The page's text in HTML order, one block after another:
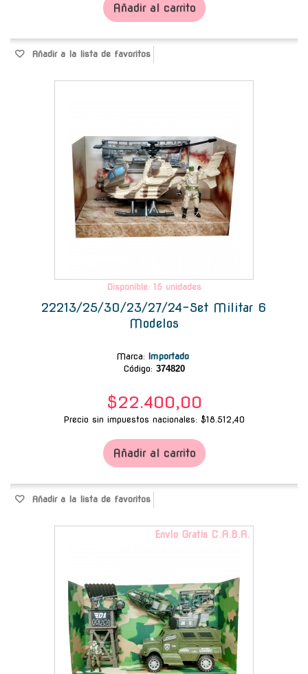
Añadir al carrito
Añadir a la lista de favoritos
Disponible: 15 unidades
22213/25/30/23/27/24-Set Militar 6
Modelos
Marca: Importado
Código: 374820
$22.400,00
Precio sin impuestos nacionales: $18.512,40
Añadir al carrito
Añadir a la lista de favoritos
Envío Gratis C.A.B.A.